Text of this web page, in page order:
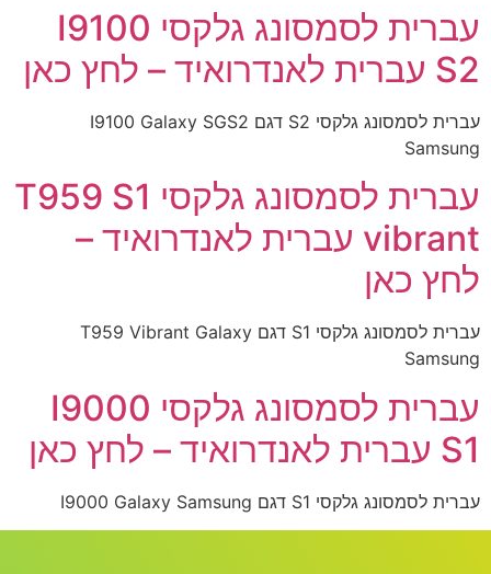
עברית לסמסונג גלקסי I9100
S2 עברית לאנדרואיד – לחץ כאן
עברית לסמסונג גלקסי S2 דגם I9100 Galaxy SGS2
Samsung
עברית לסמסונג גלקסי T959 S1
vibrant עברית לאנדרואיד –
לחץ כאן
עברית לסמסונג גלקסי S1 דגם T959 Vibrant Galaxy
Samsung
עברית לסמסונג גלקסי I9000
S1 עברית לאנדרואיד – לחץ כאן
עברית לסמסונג גלקסי S1 דגם I9000 Galaxy Samsung